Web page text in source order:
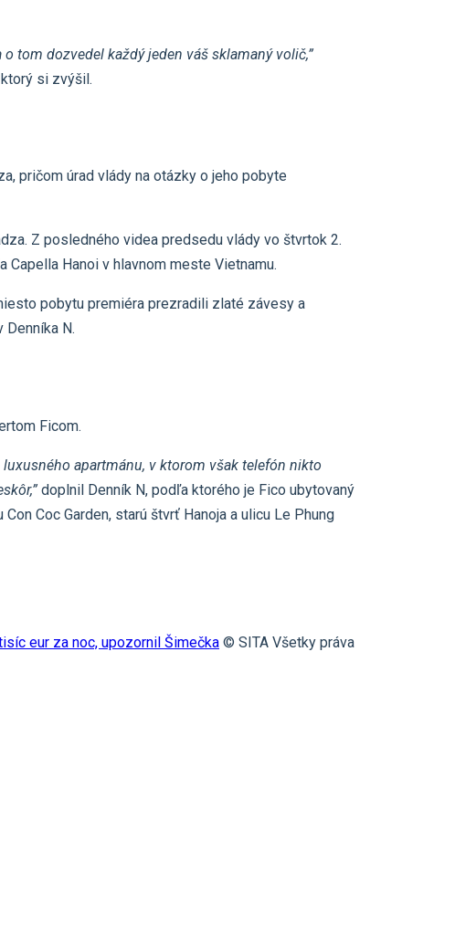
tom dozvedel každý jeden váš sklamaný volič,”
si zvýšil.
pričom úrad vlády na otázky o jeho pobyte
Z posledného videa predsedu vlády vo štvrtok 2.
Hanoi v hlavnom meste Vietnamu.
pobytu premiéra prezradili zlaté závesy a
N.
Ficom.
apartmánu, v ktorom však telefón nikto
doplnil Denník N, podľa ktorého je Fico ubytovaný
Coc Garden, starú štvrť Hanoja a ulicu Le Phung
eur za noc, upozornil Šimečka © SITA Všetky práva